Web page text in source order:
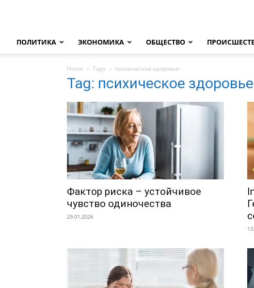
ПОЛИТИКА ЭКОНОМИКА ОБЩЕСТВО
Home Tags психическое здоровье
Tag: психическое здоровье
Фактор риска – устойчивое
чувство одиночества
29.01.2026